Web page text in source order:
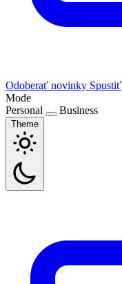
Odoberať novinky Spustiť
Mode
Personal
Business
Theme